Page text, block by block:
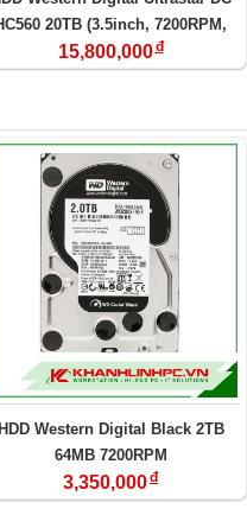
20TB (3.5inch, 7200RPM,
512MB Cache)
15,800,000đ
HDD Western Digital Black 2TB
64MB 7200RPM
3,350,000đ